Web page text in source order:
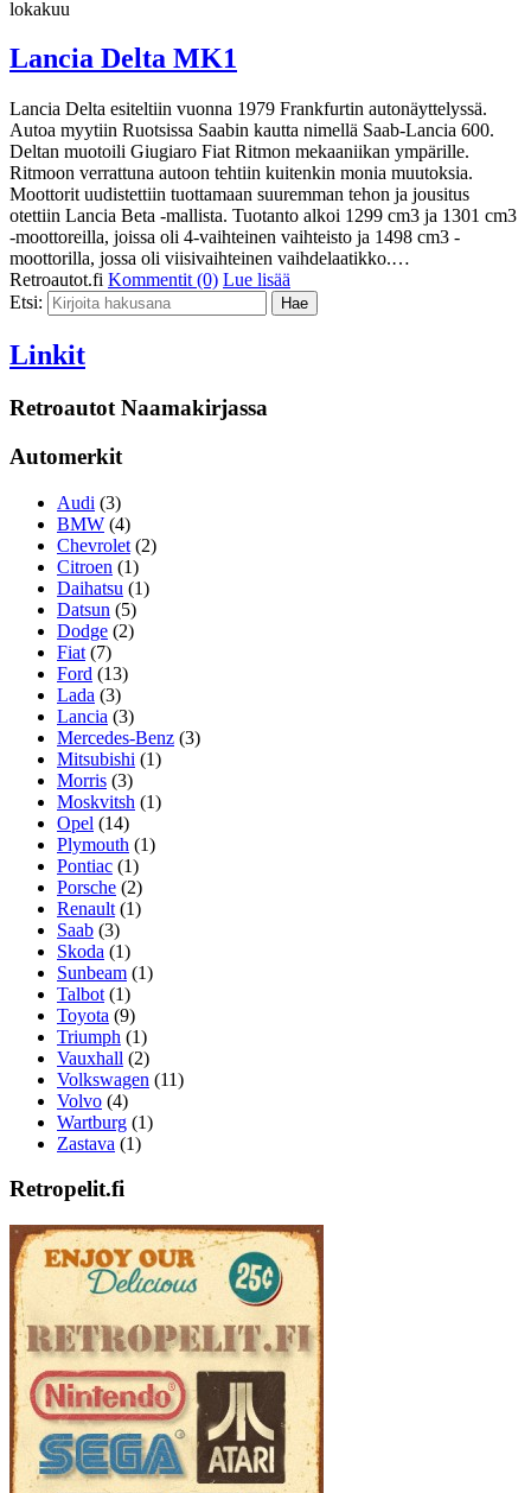
lokakuu
Lancia Delta MK1
Lancia Delta esiteltiin vuonna 1979 Frankfurtin autonäyttelyssä.
Autoa myytiin Ruotsissa Saabin kautta nimellä Saab-Lancia 600.
Deltan muotoili Giugiaro Fiat Ritmon mekaaniikan ympärille.
Ritmoon verrattuna autoon tehtiin kuitenkin monia muutoksia.
Moottorit uudistettiin tuottamaan suuremman tehon ja jousitus
otettiin Lancia Beta -mallista. Tuotanto alkoi 1299 cm3 ja 1301 cm3
-moottoreilla, joissa oli 4-vaihteinen vaihteisto ja 1498 cm3 -
moottorilla, jossa oli viisivaihteinen vaihdelaatikko.…
Retroautot.fi Kommentit (0) Lue lisää
Etsi:
Linkit
Retroautot Naamakirjassa
Automerkit
Audi (3)
BMW (4)
Chevrolet (2)
Citroen (1)
Daihatsu (1)
Datsun (5)
Dodge (2)
Fiat (7)
Ford (13)
Lada (3)
Lancia (3)
Mercedes-Benz (3)
Mitsubishi (1)
Morris (3)
Moskvitsh (1)
Opel (14)
Plymouth (1)
Pontiac (1)
Porsche (2)
Renault (1)
Saab (3)
Skoda (1)
Sunbeam (1)
Talbot (1)
Toyota (9)
Triumph (1)
Vauxhall (2)
Volkswagen (11)
Volvo (4)
Wartburg (1)
Zastava (1)
Retropelit.fi